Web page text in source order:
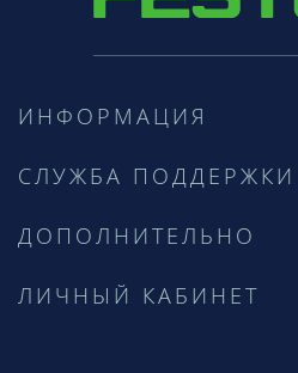
ИНФОРМАЦИЯ
СЛУЖБА ПОДДЕРЖКИ
ДОПОЛНИТЕЛЬНО
ЛИЧНЫЙ КАБИНЕТ